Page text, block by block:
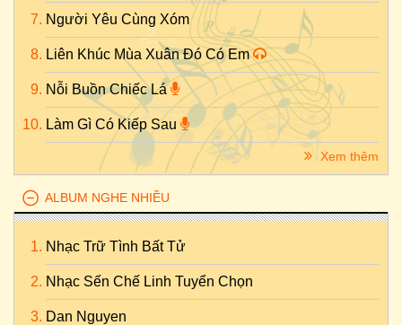
Người Yêu Cùng Xóm
Liên Khúc Mùa Xuân Đó Có Em
Nỗi Buồn Chiếc Lá
Làm Gì Có Kiếp Sau
Xem thêm
ALBUM NGHE NHIỀU
Nhạc Trữ Tình Bất Tử
Nhạc Sến Chế Linh Tuyển Chọn
Dan Nguyen